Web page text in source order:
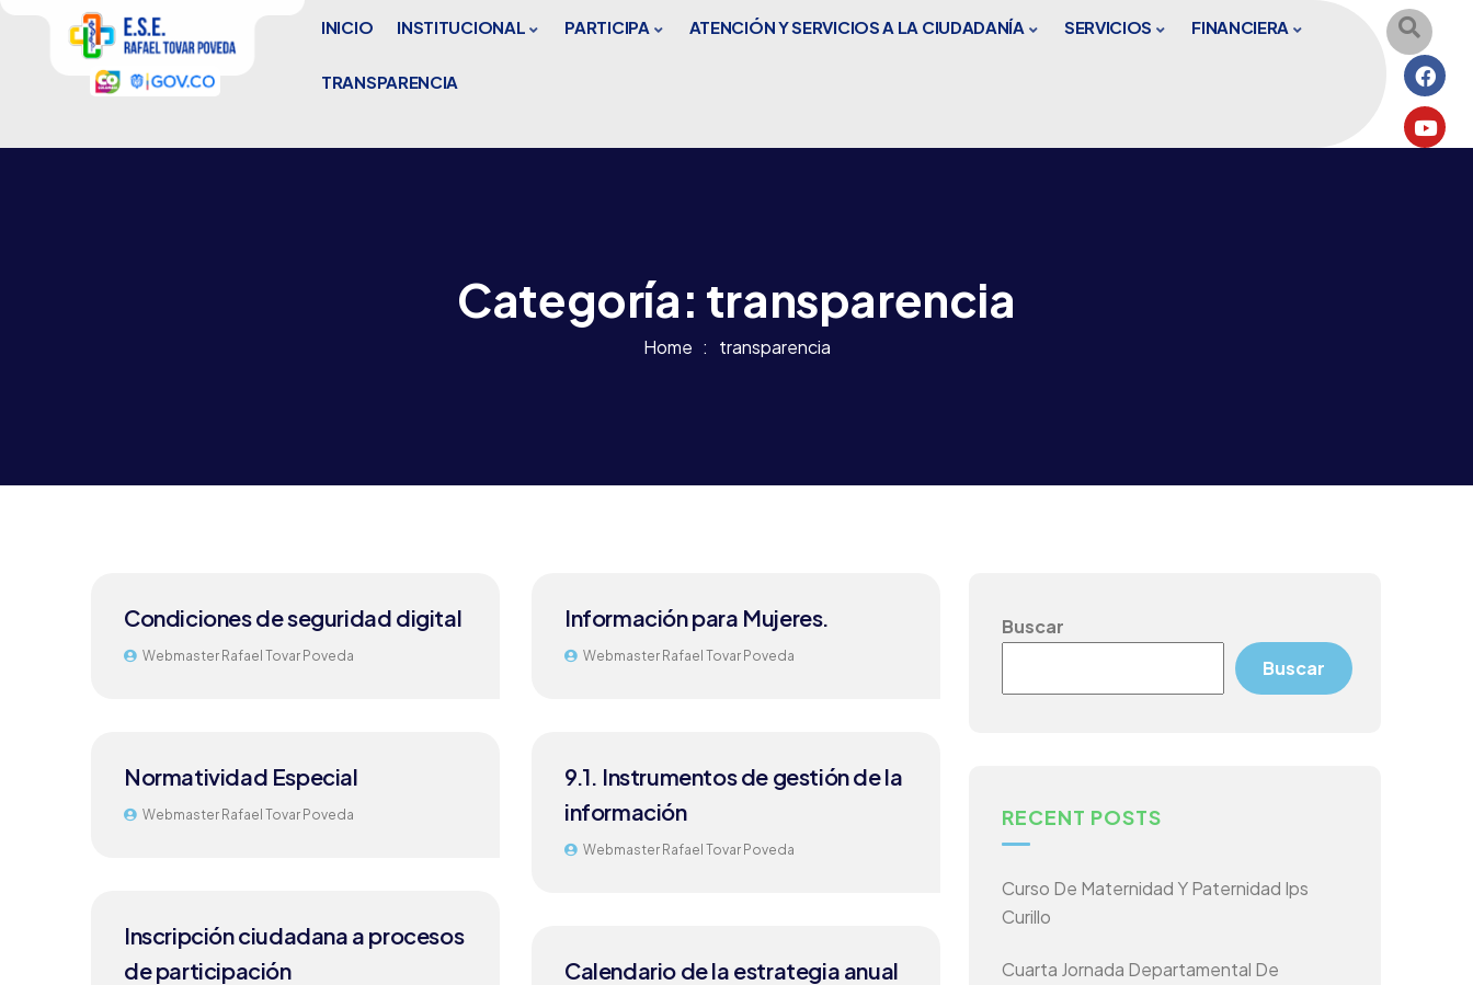
INICIO INSTITUCIONAL PARTICIPA ATENCIÓN Y SERVICIOS A LA CIUDADANÍA SERVICIOS FINANCIERA
TRANSPARENCIA
Categoría: transparencia
Home transparencia
Condiciones de seguridad digital
Webmaster Rafael Tovar Poveda
Información para Mujeres.
Webmaster Rafael Tovar Poveda
Normatividad Especial
Webmaster Rafael Tovar Poveda
9.1. Instrumentos de gestión de la
información
Webmaster Rafael Tovar Poveda
Inscripción ciudadana a procesos
de participación
Calendario de la estrategia anual
Buscar
Buscar
RECENT POSTS
Curso De Maternidad Y Paternidad Ips
Curillo
Cuarta Jornada Departamental De